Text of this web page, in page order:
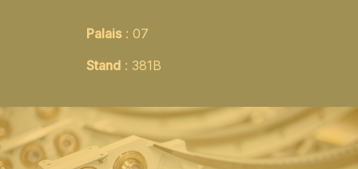
Palais: 07
Stand: 381B